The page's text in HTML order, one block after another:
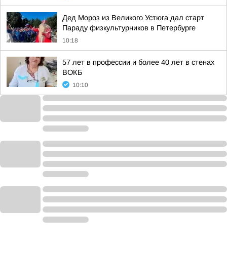
Дед Мороз из Великого Устюга дал старт
Параду физкультурников в Петербурге
10:18
57 лет в профессии и более 40 лет в стенах
ВОКБ
10:10